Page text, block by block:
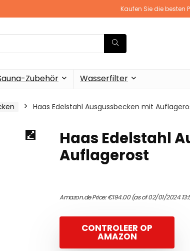
Kaufen Sie die
Zubehör Wasserfilter
Haas Edelstahl Ausgussbecken mit
Haas Edelstahl
Auflagerost
Amazon.de Price:€194.00(as of 02/01/2024
CONTROLEER OP
AMAZON